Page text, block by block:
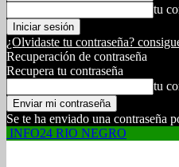
tu
¿Olvidaste tu contraseña?
Recuperación de contraseña
Recupera tu contraseña
tu
Se te ha enviado una contraseña
INFO24 RIO NEGRO